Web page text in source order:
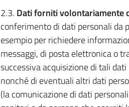
2.3. Dati forniti volontariamente
conferimento di dati personali da
esempio per richiedere
messaggi, di posta elettronica o
successiva acquisizione di tali
nonché di eventuali altri dati
(la comunicazione di dati